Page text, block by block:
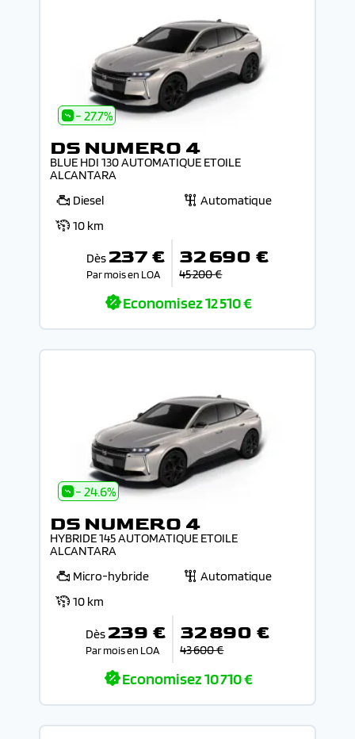
- 27.7%
DS NUMERO 4
BLUE HDI 130 AUTOMATIQUE ETOILE
ALCANTARA
Diesel
Automatique
10 km
Dès 237 €
Par mois en LOA
32 690 €
45 200 €
Economisez12 510 €
- 24.6%
DS NUMERO 4
HYBRIDE 145 AUTOMATIQUE ETOILE
ALCANTARA
Micro-hybride
Automatique
10 km
Dès 239 €
Par mois en LOA
32 890 €
43 600 €
Economisez10 710 €